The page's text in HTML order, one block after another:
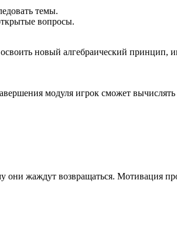
темы.
вопросы.
новый алгебраический принцип,
модуля игрок сможет
жаждут возвращаться. Мотивация